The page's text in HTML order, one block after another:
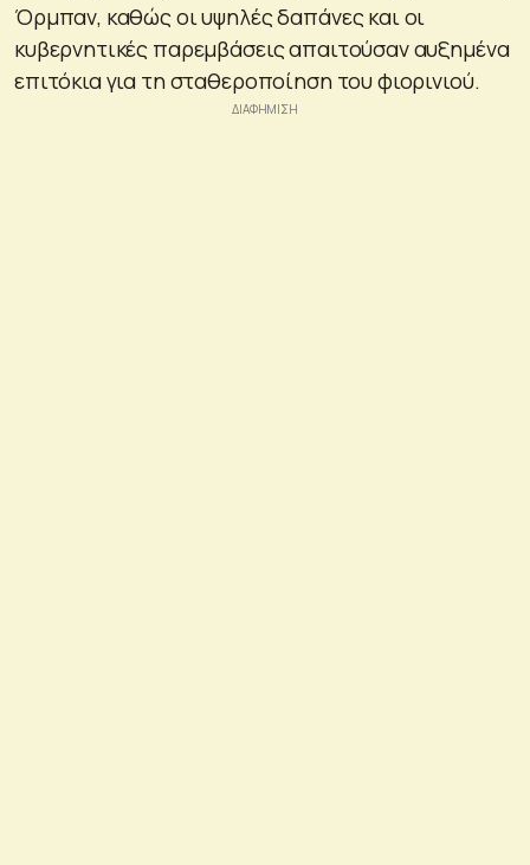
Όρμπαν, καθώς οι υψηλές δαπάνες και οι
κυβερνητικές παρεμβάσεις απαιτούσαν αυξημένα
επιτόκια για τη σταθεροποίηση του φιορινιού.